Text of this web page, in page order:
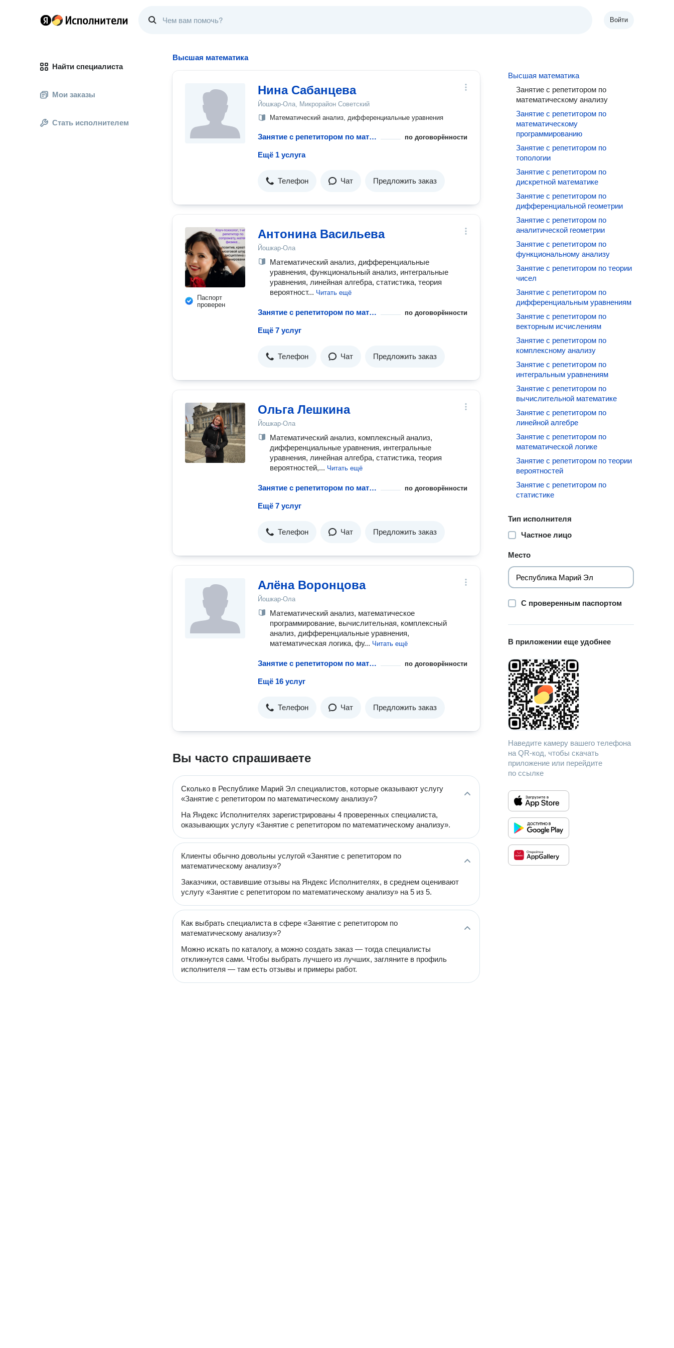
Войти
Найти специалиста
Мои заказы
Стать исполнителем
Высшая математика
Нина Сабанцева
Йошкар-Ола, Микрорайон Советский
Математический анализ, дифференциальные уравнения
Занятие с репетитором по математическому анализу по договорённости
Ещё 1 услуга
Телефон Чат Предложить заказ
Паспорт
проверен
Антонина Васильева
Йошкар-Ола
Математический анализ, дифференциальные
уравнения, функциональный анализ, интегральные
уравнения, линейная алгебра, статистика, теория
вероятност... Читать ещё
Занятие с репетитором по математическому анализу по договорённости
Ещё 7 услуг
Телефон Чат Предложить заказ
Ольга Лешкина
Йошкар-Ола
Математический анализ, комплексный анализ,
дифференциальные уравнения, интегральные
уравнения, линейная алгебра, статистика, теория
вероятностей,... Читать ещё
Занятие с репетитором по математическому анализу по договорённости
Ещё 7 услуг
Телефон Чат Предложить заказ
Алёна Воронцова
Йошкар-Ола
Математический анализ, математическое
программирование, вычислительная, комплексный
анализ, дифференциальные уравнения,
математическая логика, фу... Читать ещё
Занятие с репетитором по математическому анализу по договорённости
Ещё 16 услуг
Телефон Чат Предложить заказ
Вы часто спрашиваете
Сколько в Республике Марий Эл специалистов, которые оказывают услугу
«Занятие с репетитором по математическому анализу»?
На Яндекс Исполнителях зарегистрированы 4 проверенных специалиста,
оказывающих услугу «Занятие с репетитором по математическому анализу».
Клиенты обычно довольны услугой «Занятие с репетитором по
математическому анализу»?
Заказчики, оставившие отзывы на Яндекс Исполнителях, в среднем оценивают
услугу «Занятие с репетитором по математическому анализу» на 5 из 5.
Как выбрать специалиста в сфере «Занятие с репетитором по
математическому анализу»?
Можно искать по каталогу, а можно создать заказ — тогда специалисты
откликнутся сами. Чтобы выбрать лучшего из лучших, загляните в профиль
исполнителя — там есть отзывы и примеры работ.
Высшая математика
Занятие с репетитором по
математическому анализу
Занятие с репетитором по
математическому
программированию
Занятие с репетитором по
топологии
Занятие с репетитором по
дискретной математике
Занятие с репетитором по
дифференциальной геометрии
Занятие с репетитором по
аналитической геометрии
Занятие с репетитором по
функциональному анализу
Занятие с репетитором по теории
чисел
Занятие с репетитором по
дифференциальным уравнениям
Занятие с репетитором по
векторным исчислениям
Занятие с репетитором по
комплексному анализу
Занятие с репетитором по
интегральным уравнениям
Занятие с репетитором по
вычислительной математике
Занятие с репетитором по
линейной алгебре
Занятие с репетитором по
математической логике
Занятие с репетитором по теории
вероятностей
Занятие с репетитором по
статистике
Тип исполнителя
Частное лицо
Место
С проверенным паспортом
В приложении еще удобнее
Наведите камеру вашего телефона
на QR-код, чтобы скачать
приложение или перейдите
по ссылке